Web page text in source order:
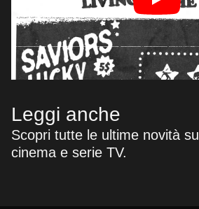
Leggi anche
Scopri tutte le ultime novità su
cinema e serie TV.